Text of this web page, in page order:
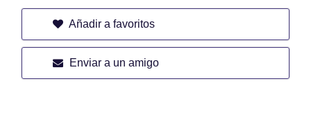
Añadir a favoritos
Enviar a un amigo